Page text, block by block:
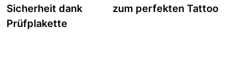
Sicherheit dank
Prüfplakette
zum perfekten Tattoo